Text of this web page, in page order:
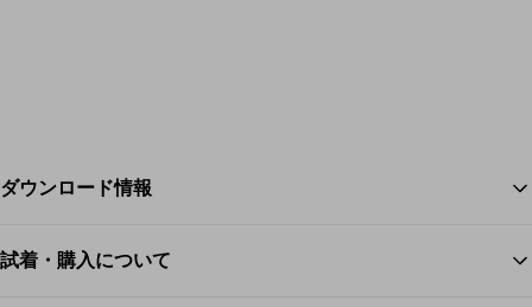
ダウンロード情報
試着・購入について